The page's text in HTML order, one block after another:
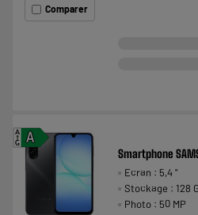
Comparer
A
A
G
Smartphone
Ecran : 5,4 "
Stockage : 128
Photo : 50 MP